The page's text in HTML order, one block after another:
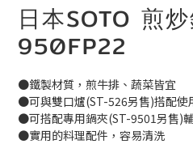
日本SOTO 煎
950FP22
●鐵製材質，煎牛排、蔬菜皆宜
●可與雙口爐(ST-526另售)搭配使
●可搭配專用鍋夾(ST-9501另售)
●實用的料理配件，容易清洗